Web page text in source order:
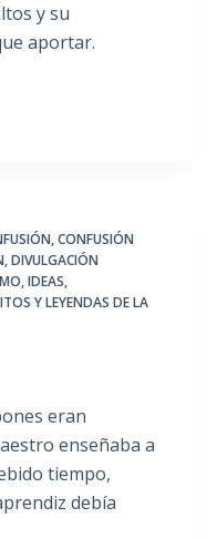
y su
aportar.
,CONFUSIÓN
,DIVULGACIÓN
,IDEAS,
Y LEYENDAS DE LA
eran
enseñaba a
tiempo,
debía